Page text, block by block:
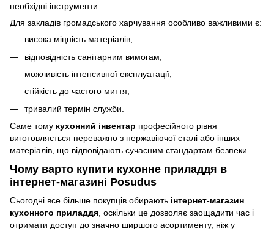
необхідні інструменти.
Для закладів громадського харчування особливо важливими є:
висока міцність матеріалів;
відповідність санітарним вимогам;
можливість інтенсивної експлуатації;
стійкість до частого миття;
тривалий термін служби.
Саме тому кухонний інвентар професійного рівня
виготовляється переважно з нержавіючої сталі або інших
матеріалів, що відповідають сучасним стандартам безпеки.
Чому варто купити кухонне приладдя в
інтернет-магазині Posudus
Сьогодні все більше покупців обирають інтернет-магазин
кухонного приладдя , оскільки це дозволяє заощадити час і
отримати доступ до значно ширшого асортименту, ніж у